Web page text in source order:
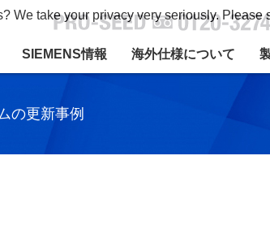
SIEMENS情報 海外仕様について
の更新事例
We take your privacy very seriously.